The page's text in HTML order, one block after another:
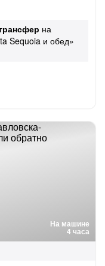
на
Sequoia и обед»
На машине
4 часа